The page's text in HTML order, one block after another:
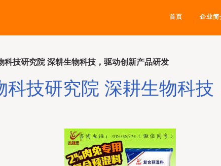
首页 企业简
科技研究院 深耕生物科技，驱动创新产品研发
科技研究院 深耕生物科